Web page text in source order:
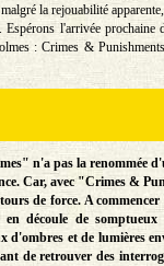
la rejouabilité
Espérons l'arrivée
: Crimes &
n'a pas la renommée
Car, avec "Crimes &
de force. A
découle de somptueux
d'ombres et de lumières
de retrouver des